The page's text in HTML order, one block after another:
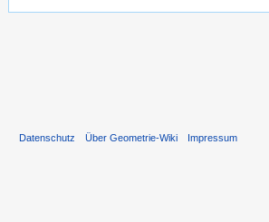
Datenschutz Über Geometrie-Wiki Impressum